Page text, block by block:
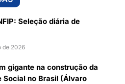
Seleção diária de
de 2026
gigante na construção da
Social no Brasil (Álvaro